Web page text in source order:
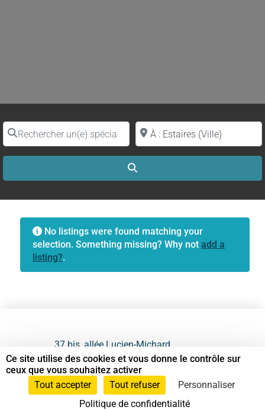
Rechercher un(e) spécialiste par nomProche de (ville ou région)
No listings were found matching your
selection. Something missing? Why not add a
listing?.
37 bis, allée Lucien-Michard
93190 Livry-Gargan
06 61 87 28 09
Ce site utilise des cookies et vous donne le contrôle sur
ceux que vous souhaitez activer
Tout accepter
Tout refuser
Personnaliser
Politique de confidentialité